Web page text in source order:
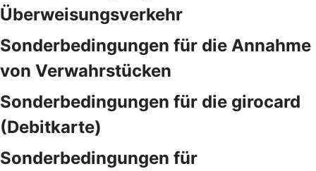
Überweisungsverkehr
Sonderbedingungen für die Annahme
von Verwahrstücken
Sonderbedingungen für die girocard
(Debitkarte)
Sonderbedingungen für